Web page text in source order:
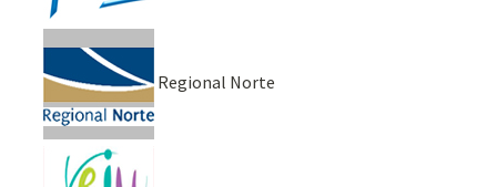
Regional Norte